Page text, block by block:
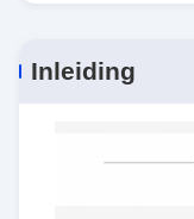
Inleiding